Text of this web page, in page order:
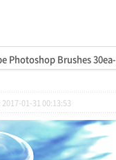
Photoshop Brushes
2017-01-31 00:13:53